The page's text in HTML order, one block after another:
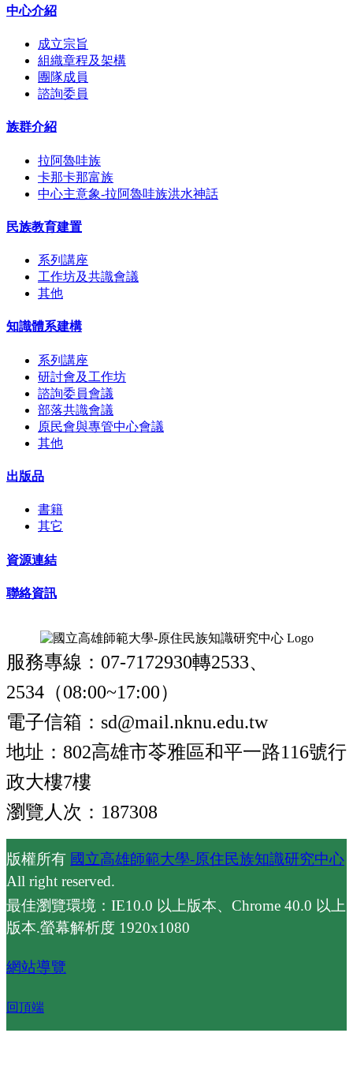
中心介紹
成立宗旨
組織章程及架構
團隊成員
諮詢委員
族群介紹
拉阿魯哇族
卡那卡那富族
中心主意象-拉阿魯哇族洪水神話
民族教育建置
系列講座
工作坊及共識會議
其他
知識體系建構
系列講座
研討會及工作坊
諮詢委員會議
部落共識會議
原民會與專管中心會議
其他
出版品
書籍
其它
資源連結
聯絡資訊
服務專線：07-7172930轉2533、
2534（08:00~17:00）
電子信箱：sd@mail.nknu.edu.tw
地址：802高雄市苓雅區和平一路116號行
政大樓7樓
瀏覽人次：187308
版權所有 國立高雄師範大學-原住民族知識研究中心
All right reserved.
最佳瀏覽環境：IE10.0 以上版本、Chrome 40.0 以上
版本.螢幕解析度 1920x1080
網站導覽
回頂端